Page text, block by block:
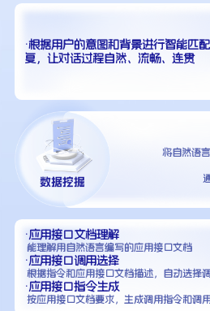
·根据用户的意图和背景进行智能匹
复，让对话过程自然、流畅、连贯
将自然语
·应用接口文档理解
能理解用自然语言编写的应用接口文档
·应用接口调用选择
根据指令和应用接口文档描述，自动选择
·应用接口指令生成
按应用接口文档要求，生成调用指令和调